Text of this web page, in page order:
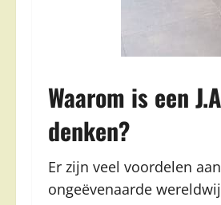
Waarom is een
denken?
Er zijn veel voordelen
ongeëvenaarde